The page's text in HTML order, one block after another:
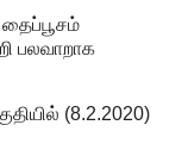
பலவாறாக
(8.2.2020)